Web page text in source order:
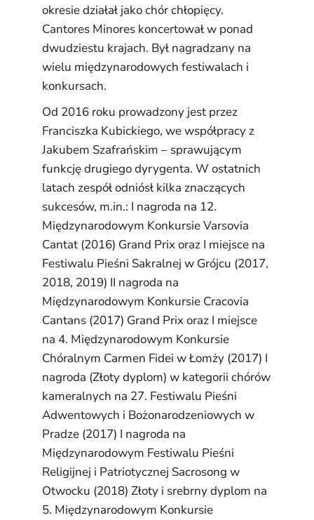
okresie działał jako chór chłopięcy.
Cantores Minores koncertował w ponad
dwudziestu krajach. Był nagradzany na
wielu międzynarodowych festiwalach i
konkursach.
Od 2016 roku prowadzony jest przez
Franciszka Kubickiego, we współpracy z
Jakubem Szafrańskim – sprawującym
funkcję drugiego dyrygenta. W ostatnich
latach zespół odniósł kilka znaczących
sukcesów, m.in.: I nagroda na 12.
Międzynarodowym Konkursie Varsovia
Cantat (2016) Grand Prix oraz I miejsce na
Festiwalu Pieśni Sakralnej w Grójcu (2017,
2018, 2019) II nagroda na
Międzynarodowym Konkursie Cracovia
Cantans (2017) Grand Prix oraz I miejsce
na 4. Międzynarodowym Konkursie
Chóralnym Carmen Fidei w Łomży (2017) I
nagroda (Złoty dyplom) w kategorii chórów
kameralnych na 27. Festiwalu Pieśni
Adwentowych i Bożonarodzeniowych w
Pradze (2017) I nagroda na
Międzynarodowym Festiwalu Pieśni
Religijnej i Patriotycznej Sacrosong w
Otwocku (2018) Złoty i srebrny dyplom na
5. Międzynarodowym Konkursie